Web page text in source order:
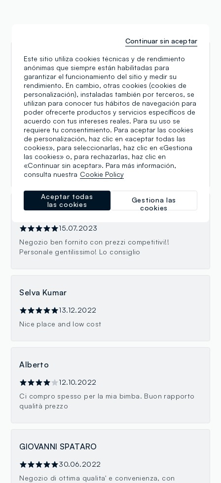
Lucia Russo
03.01.2025
Vorrei ancora una volta congratularmi con chi ha
selezionato il personale addetto alla vendita!! Oggi
sono stata seguita da Sofia la quale,ha saputo
suggerirmi con grande professionalità ciò che era
più giusto per le mie esigenze. Giovane ma
professionale ed estremamente garbata 👍🏻spero di
avere l’occasione di poter essere seguita ancora da
lei . Un plauso anche a chi era in cassa ( mi scuso ma
non ricordo il nome!!) paziente e disponibile!!
Graziella Valenti
15.07.2023
Negozio ben fornito con prezzi competitivi!!
Personale gentilissimo! Lo consiglio
Selva Kumar
13.12.2022
Nice place and low cost
Alberto
12.10.2022
Ci compro spesso per la mia bimba. Buon rapporto
qualità prezzo
GIOVANNI SPATARO
30.06.2022
Negozio di ottima qualita' e convenienza, con
Este sitio utiliza cookies técnicas y de rendimiento
anónimas que siempre están habilitadas para
garantizar el funcionamiento del sitio y medir su
rendimiento. En cambio, otras cookies (cookies de
personalización), instaladas también por terceros, se
utilizan para conocer tus hábitos de navegación para
poder ofrecerte productos y servicios específicos de
acuerdo con tus intereses reales. Para su uso se
requiere tu consentimiento. Para aceptar las cookies
de personalización, haz clic en «aceptar todas las
cookies», para seleccionarlas, haz clic en «Gestiona
las cookies» o, para rechazarlas, haz clic en
«Continuar sin aceptar». Para más información,
consulta nuestra Cookie Policy
Gestiona las
cookies
Aceptar todas
las cookies
Continuar sin aceptar